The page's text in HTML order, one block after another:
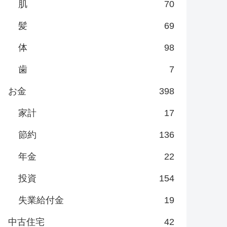
肌 70
髪 69
体 98
歯 7
お金 398
家計 17
節約 136
年金 22
投資 154
失業給付金 19
中古住宅 42